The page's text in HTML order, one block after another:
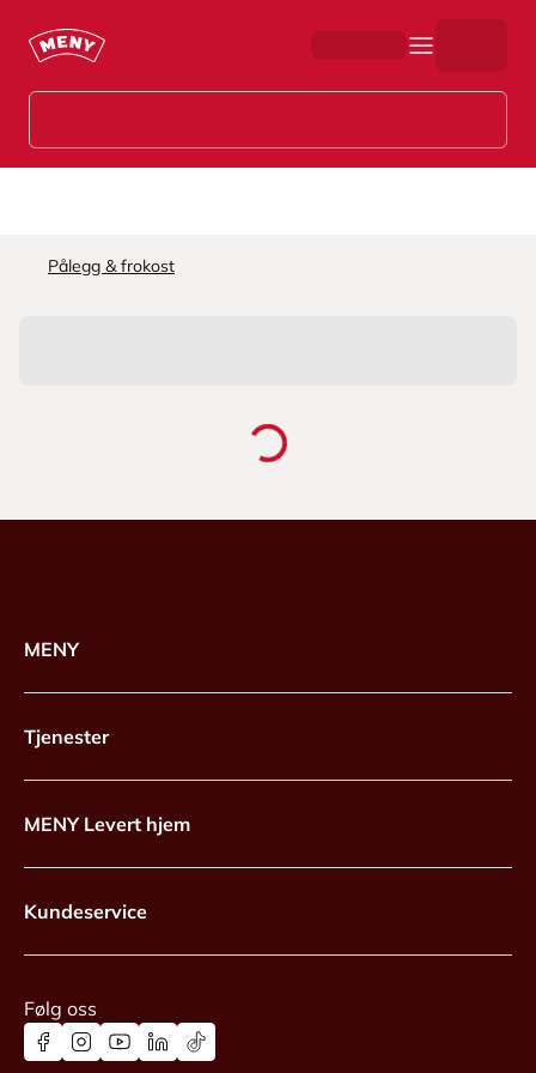
Pålegg & frokost
MENY
Tjenester
MENY Levert hjem
Kundeservice
Følg oss